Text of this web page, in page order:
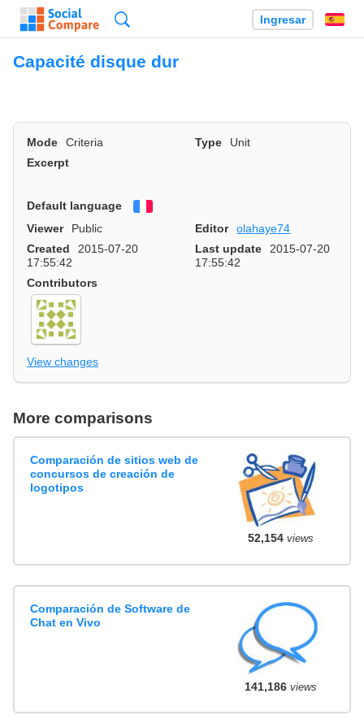
Ingresar
Capacité disque dur
Mode Criteria Type
Unit
Excerpt
Default language
Viewer
Public Editor
olahaye74
Created
2015-07-20
17:55:42
Last update
2015-07-20
17:55:42
Contributors
View changes
More comparisons
Comparación de sitios web de
concursos de creación de
logotipos
52,154views
Comparación de Software de
Chat en Vivo
141,186views